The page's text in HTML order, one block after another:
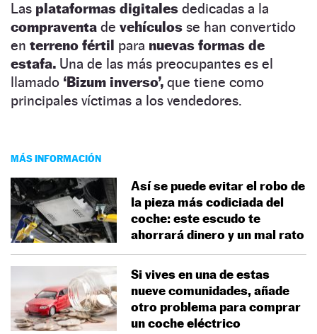
Las plataformas digitales dedicadas a la
compraventa de vehículos se han convertido
en terreno fértil para nuevas formas de
estafa. Una de las más preocupantes es el
llamado ‘Bizum inverso’, que tiene como
principales víctimas a los vendedores.
MÁS INFORMACIÓN
Así se puede evitar el robo de
la pieza más codiciada del
coche: este escudo te
ahorrará dinero y un mal rato
Si vives en una de estas
nueve comunidades, añade
otro problema para comprar
un coche eléctrico